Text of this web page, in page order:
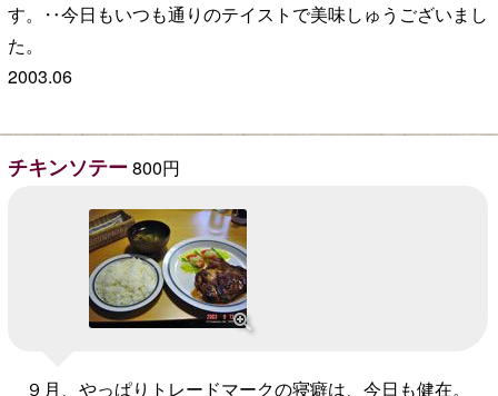
す。‥今日もいつも通りのテイストで美味しゅうございまし
た。
2003.06
チキンソテー800円
９月、やっぱりトレードマークの寝癖は、今日も健在。